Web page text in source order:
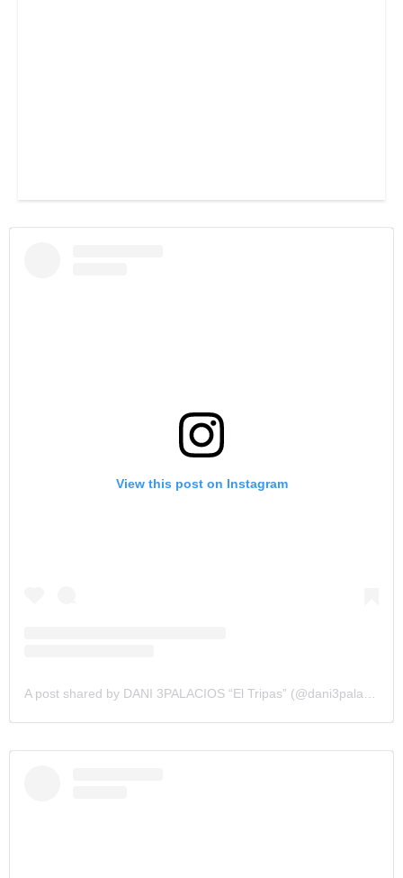
View this post on Instagram
A post shared by DANI 3PALACIOS “El Tripas” (@dani3palacios)